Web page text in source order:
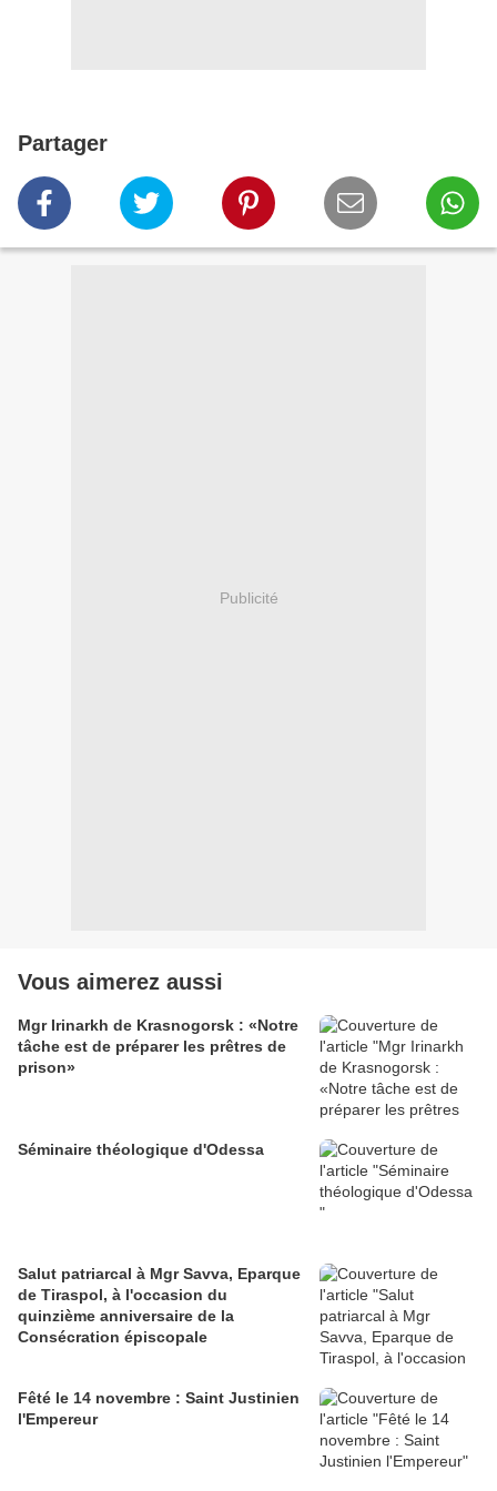
Partager
Publicité
Vous aimerez aussi
Mgr Irinarkh de Krasnogorsk : «Notre
tâche est de préparer les prêtres de
prison»
Séminaire théologique d'Odessa
Salut patriarcal à Mgr Savva, Eparque
de Tiraspol, à l'occasion du
quinzième anniversaire de la
Consécration épiscopale
Fêté le 14 novembre : Saint Justinien
l'Empereur